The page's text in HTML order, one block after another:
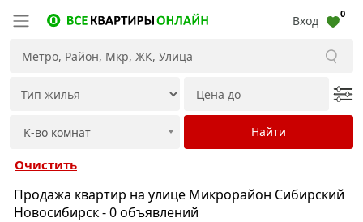
Вход 0
Очистить
Продажа квартир на улице Микрорайон Сибирский
Новосибирск - 0 объявлений